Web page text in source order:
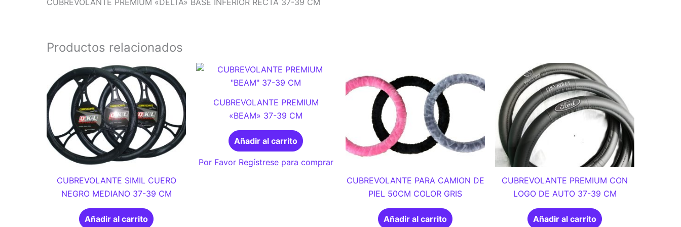
CUBREVOLANTE PREMIUM «DELTA» BASE INFERIOR RECTA 37-39 CM
Productos relacionados
CUBREVOLANTE SIMIL CUERO
NEGRO MEDIANO 37-39 CM
Añadir al carrito
CUBREVOLANTE PREMIUM
«BEAM» 37-39 CM
Añadir al carrito
Por Favor Regístrese para comprar
CUBREVOLANTE PARA CAMION DE
PIEL 50CM COLOR GRIS
Añadir al carrito
CUBREVOLANTE PREMIUM CON
LOGO DE AUTO 37-39 CM
Añadir al carrito